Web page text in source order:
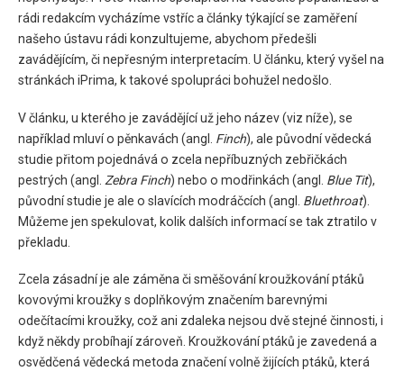
rádi redakcím vycházíme vstříc a články týkající se zaměření
našeho ústavu rádi konzultujeme, abychom předešli
zavádějícím, či nepřesným interpretacím. U článku, který vyšel na
stránkách iPrima, k takové spolupráci bohužel nedošlo.
V článku, u kterého je zavádějící už jeho název (viz níže), se
například mluví o pěnkavách (angl. Finch), ale původní vědecká
studie přitom pojednává o zcela nepříbuzných zebřičkách
pestrých (angl. Zebra Finch) nebo o modřinkách (angl. Blue Tit),
původní studie je ale o slavících modráčcích (angl. Bluethroat).
Můžeme jen spekulovat, kolik dalších informací se tak ztratilo v
překladu.
Zcela zásadní je ale záměna či směšování kroužkování ptáků
kovovými kroužky s doplňkovým značením barevnými
odečítacími kroužky, což ani zdaleka nejsou dvě stejné činnosti, i
když někdy probíhají zároveň. Kroužkování ptáků je zavedená a
osvědčená vědecká metoda značení volně žijících ptáků, která